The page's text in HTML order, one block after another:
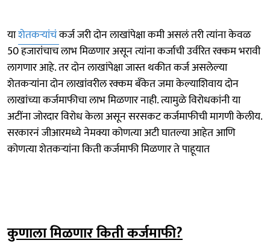
याशेतकऱ्यांचंकर्ज जरी दोन लाखांपेक्षा कमी असलं तरी त्यांना केवळ
50 हजारांचाच लाभ मिळणार असून त्यांना कर्जाची उर्वरित रक्कम भरावी
लागणार आहे. तर दोन लाखांपेक्षा जास्त थकीत कर्ज असलेल्या
शेतकऱ्यांना दोन लाखांवरील रक्कम बँकेत जमा केल्याशिवाय दोन
लाखांच्या कर्जमाफीचा लाभ मिळणार नाही. त्यामुळे विरोधकांनी या
अटींना जोरदार विरोध केला असून सरसकट कर्जमाफीची मागणी केलीय.
सरकारनं जीआरमध्ये नेमक्या कोणत्या अटी घातल्या आहेत आणि
कोणत्या शेतकऱ्यांना किती कर्जमाफी मिळणार ते पाहूयात
कुणाला मिळणार किती कर्जमाफी?